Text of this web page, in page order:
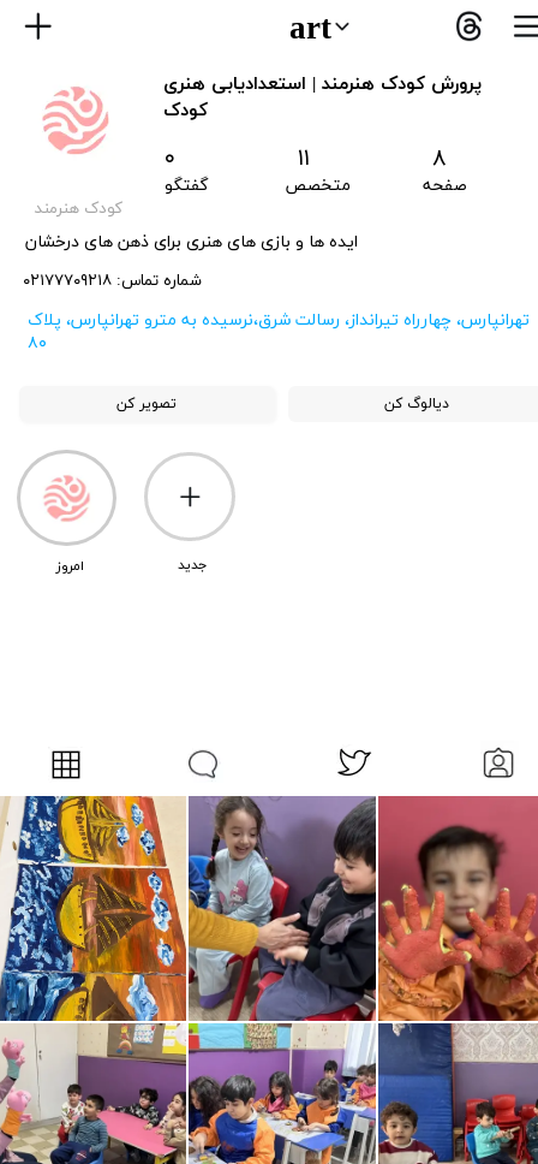
art
​کودک هنرمند
​​پرورش کودک هنرمند | استعدادیابی هنری
کودک
صفحه متخصص گفتگو
۸ ۱۱ ۰
​ایده ها و بازی های هنری برای ذهن های درخشان
​شماره تماس: ۰۲۱۷۷۷۰۹۲۱۸
​تهرانپارس، چهارراه تیرانداز، رسالت شرق،نرسیده به مترو تهرانپارس، پلاک
۸۰
دیالوگ کن تصویر کن
​جدید امروز